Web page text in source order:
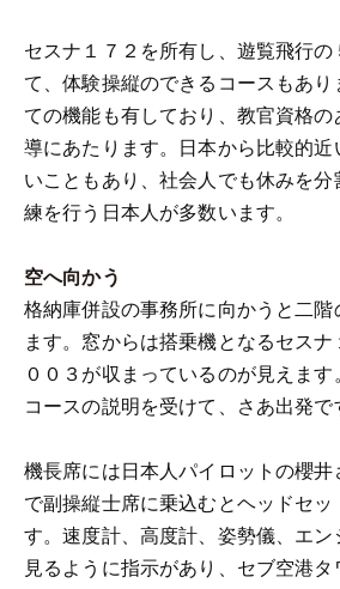
セスナ１７２を所有し、遊覧飛行の
て、体験操縦のできるコースもあ
ての機能も有しており、教官資格
導にあたります。日本から比較的
いこともあり、社会人でも休みを
練を行う日本人が多数います。
空へ向かう
格納庫併設の事務所に向かうと二
ます。窓からは搭乗機となるセス
００３が収まっているのが見えま
コースの説明を受けて、さあ出発で
機長席には日本人パイロットの櫻
で副操縦士席に乗込むとヘッドセッ
す。速度計、高度計、姿勢儀、エ
見るように指示があり、セブ空港